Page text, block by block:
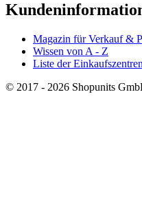
Magazin für Verkauf &
Wissen von A - Z
Liste der
© 2017 - 2026 Shopunits